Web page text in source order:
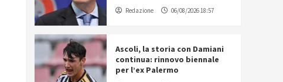
Redazione 06/08/2026 18:57
Ascoli, la storia con Damiani
continua: rinnovo biennale
per l’ex Palermo